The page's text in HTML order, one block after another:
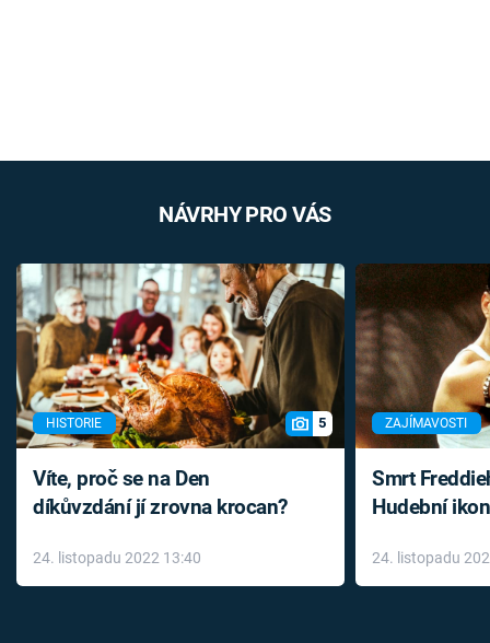
NÁVRHY PRO VÁS
HISTORIE 5
Víte, proč se na Den
díkůvzdání jí zrovna krocan?
24. listopadu 2022 13:40
ZAJÍMAVOSTI
Smrt
Hudební
léky
24. listopadu